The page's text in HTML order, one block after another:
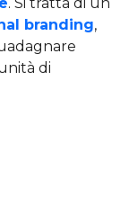
branding,
di